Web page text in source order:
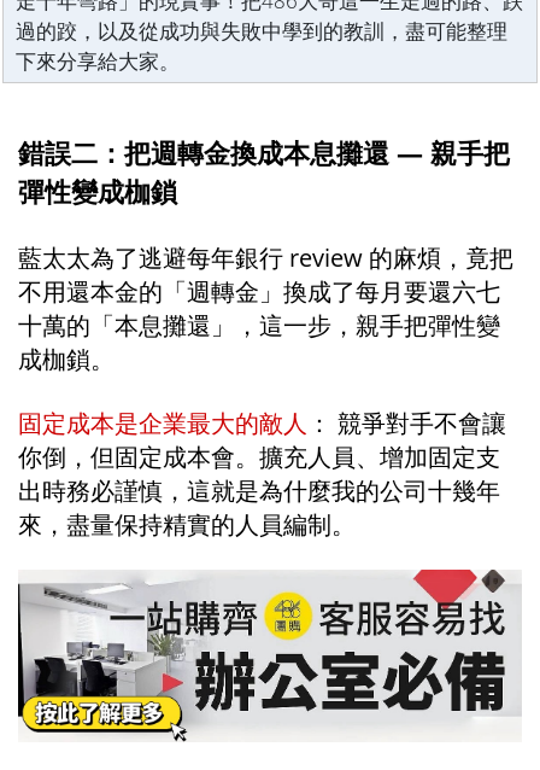
過的跤，以及從成功與失敗中學到的教訓，盡可能整理
下來分享給大家。
錯誤二：把週轉金換成本息攤還 — 親手把
彈性變成枷鎖
藍太太為了逃避每年銀行 review 的麻煩，竟把
不用還本金的「週轉金」換成了每月要還六七
十萬的「本息攤還」，這一步，親手把彈性變
成枷鎖。
固定成本是企業最大的敵人 ： 競爭對手不會讓
你倒，但固定成本會。擴充人員、增加固定支
出時務必謹慎，這就是為什麼我的公司十幾年
來，盡量保持精實的人員編制。